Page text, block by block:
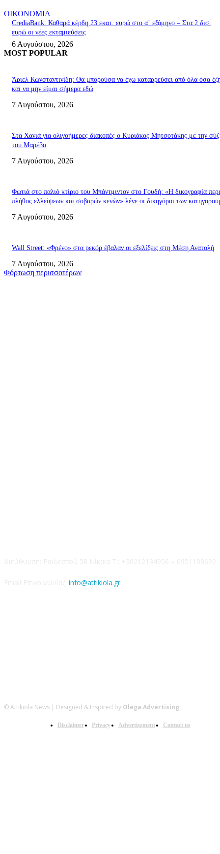
ΟΙΚΟΝΟΜΙΑ
CrediaBank: Καθαρά κέρδη 23 εκατ. ευρώ στο α΄ εξάμηνο – Στα 2 δισ.
ευρώ οι νέες εκταμιεύσεις
6 Αυγούστου, 2026
MOST POPULAR
Άριελ Κωνσταντινίδη: Θα μπορούσα να έχω καταρρεύσει από όλα όσα
και να μην είμαι σήμερα εδώ
7 Αυγούστου, 2026
Στα Χανιά για ολιγοήμερες διακοπές ο Κυριάκος Μητσοτάκης με την
του Μαρέβα
7 Αυγούστου, 2026
Φωτιά στο παλιό κτίριο του Μπάντμιντον στο Γουδή: «Η δικογραφία
πλήθος ελλείψεων και σοβαρών κενών» λένε οι δικηγόροι των
7 Αυγούστου, 2026
Wall Street: «Φρένο» στα ρεκόρ έβαλαν οι εξελίξεις στη Μέση Ανατολή
7 Αυγούστου, 2026
Φόρτωση περισσοτέρων
info@attikiola.gr
© Attikiola News | Designed & Inspired by Olega Advertising
Disclaimer Privacy Advertisement Contact us